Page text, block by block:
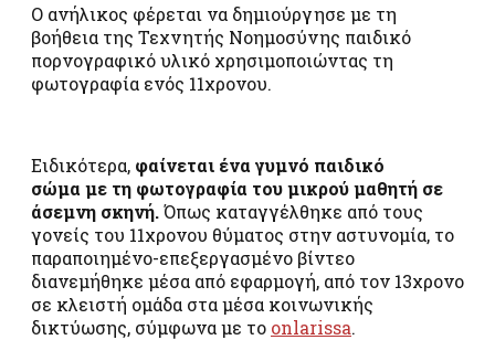
Ο ανήλικος φέρεται να δημιούργησε με τη
βοήθεια της Τεχνητής Νοημοσύνης παιδικό
πορνογραφικό υλικό χρησιμοποιώντας τη
φωτογραφία ενός 11χρονου.
Ειδικότερα, φαίνεται ένα γυμνό παιδικό
σώμα με τη φωτογραφία του μικρού μαθητή σε
άσεμνη σκηνή.Όπως καταγγέλθηκε από τους
γονείς του 11χρονου θύματος στην αστυνομία, το
παραποιημένο-επεξεργασμένο βίντεο
διανεμήθηκε μέσα από εφαρμογή, από τον 13χρονο
σε κλειστή ομάδα στα μέσα κοινωνικής
δικτύωσης, σύμφωνα με το onlarissa.